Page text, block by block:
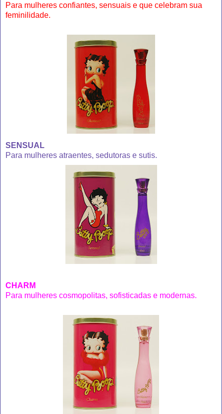
Para mulheres confiantes, sensuais e que celebram sua
feminilidade.
SENSUAL
Para mulheres atraentes, sedutoras e sutis.
CHARM
Para mulheres cosmopolitas, sofisticadas e modernas.